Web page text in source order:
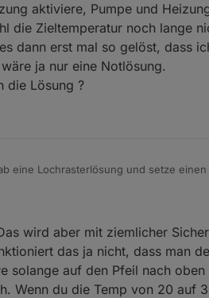
aktiviere, Pumpe und
die Zieltemperatur noch lange
dann erst mal so gelöst, dass
ja nur eine Notlösung.
die Lösung ?
eine Lochrasterlösung und setze einen
auch kein Flackern am Display.
Whirlpool oder Heizung geschaltet wird
stellt sich danach doch auf den
Heizung aktiviere, Pumpe und
wird aber mit ziemlicher
das ja nicht, dass man
solange auf den Pfeil nach
Wenn du die Temp von 20 auf